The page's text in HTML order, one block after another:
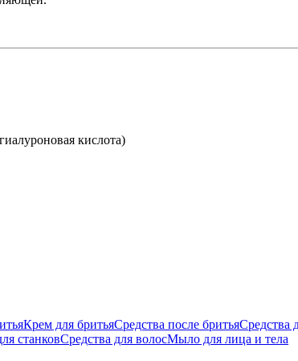
кислота)
Крем для бритьяСредства после бритьяСредства
станковСредства для волосМыло для лица и тела